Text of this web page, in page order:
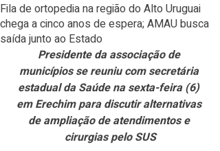
Fila de ortopedia na região do Alto Uruguai
chega a cinco anos de espera; AMAU busca
saída junto ao Estado
Presidente da associação de
municípios se reuniu com secretária
estadual da Saúde na sexta-feira (6)
em Erechim para discutir alternativas
de ampliação de atendimentos e
cirurgias pelo SUS